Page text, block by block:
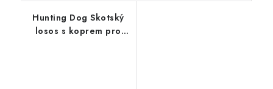
Hunting Dog Skotský
losos s koprem pro